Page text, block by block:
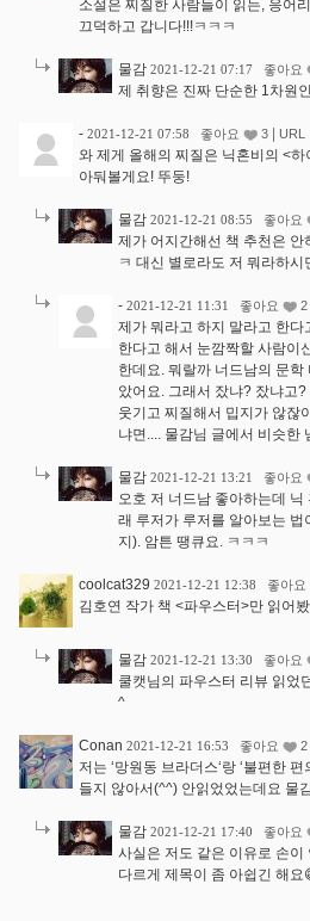
소설은 찌질한 사람들이 읽는, 응어
끄덕하고 갑니다!!!ㅋㅋㅋ
물감 2021-12-21 07:17 좋아요
제 취향은 진짜 단순한 1차원
- 2021-12-21 07:58 좋아요 3 URL
와 제게 올해의 찌질은 닉혼비의 <
아둬볼게요! 뚜둥!
물감 2021-12-21 08:55 좋아요
제가 어지간해선 책 추천은
ㅋ 대신 별로라도 저 뭐라하시
- 2021-12-21 11:31 좋아요 2
제가 뭐라고 하지 말라고 한
한다고 해서 눈깜짝할 사람이
한데요. 뭐랄까 너드남의 문
았어요. 그래서 잤냐? 잤냐고
웃기고 찌질해서 밉지가 않잖
냐면.... 물감님 글에서 비슷한
물감 2021-12-21 13:21 좋아요
오호 저 너드남 좋아하는데
래 루저가 루저를 알아보는
지). 암튼 땡큐요. ㅋㅋㅋ
coolcat329 2021-12-21 12:38 좋아요
김호연 작가 책 <파우스터>만 읽어
물감 2021-12-21 13:30 좋아요
쿨캣님의 파우스터 리뷰 읽었
^
Conan 2021-12-21 16:53 좋아요 2
저는 ‘망원동 브라더스‘랑 ‘불편한
들지 않아서(^^) 안읽었었는데요 물
물감 2021-12-21 17:40 좋아요
사실은 저도 같은 이유로 손
다르게 제목이 좀 아쉽긴 해